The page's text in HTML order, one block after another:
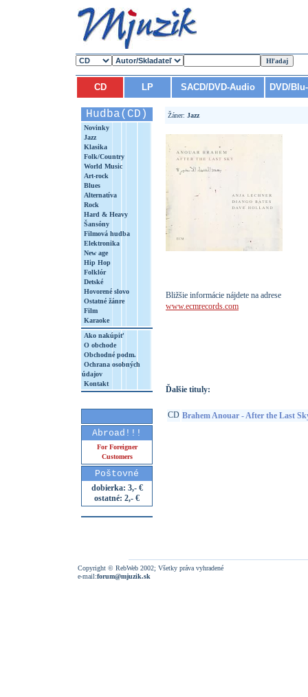
CD LP SACD/DVD-Audio DVD/
Hudba(CD)
Novinky
Jazz
Klasika
Folk/Country
World Music
Art-rock
Blues
Alternatíva
Rock
Hard & Heavy
Šansóny
Filmová hudba
Elektronika
New age
Hip Hop
Folklór
Detské
Hovorené slovo
Ostatné žánre
Film
Karaoke
Ako nakúpiť
O obchode
Obchodné podm.
Ochrana osobných
údajov
Kontakt
Abroad!!!
For Foreigner
Customers
Poštovné
dobierka: 3,- €
ostatné: 2,- €
Žáner: Jazz
Bližšie informácie nájdete na adrese
www.ecmrecords.com
Ďalšie tituly:
CD Brahem Anouar - After the Last
Copyright © RebWeb 2002; Všetky práva vyhradené
e-mail:forum@mjuzik.sk